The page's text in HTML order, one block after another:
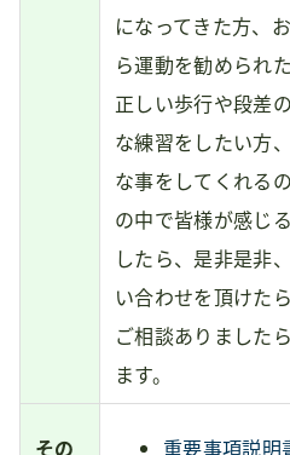
になってきた方、
ら運動を勧められ
正しい歩行や段差
な練習をしたい方
な事をしてくれる
の中で皆様が感じ
したら、是非是非
い合わせを頂けた
ご相談ありました
ます。
その
重要事項説明